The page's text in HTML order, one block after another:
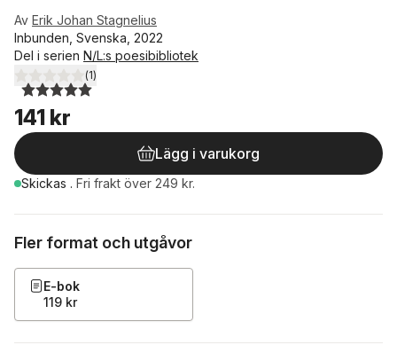
Av Erik Johan Stagnelius
Inbunden, Svenska, 2022
Del i serien N/L:s poesibibliotek
5,0utav 5 stjärnor. Totalt antal röster:
(1)
141 kr
Lägg i varukorg
Skickas . Fri frakt över 249 kr.
Fler format och utgåvor
E-bok
119 kr